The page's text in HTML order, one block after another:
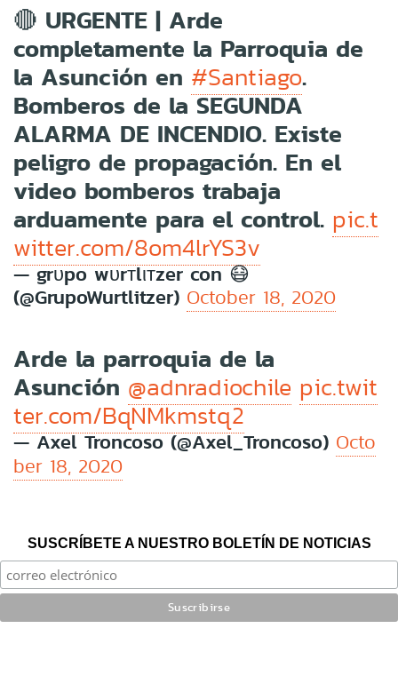
🔴 URGENTE | Arde
completamente la Parroquia de
la Asunción en #Santiago.
Bomberos de la SEGUNDA
ALARMA DE INCENDIO. Existe
peligro de propagación. En el
video bomberos trabaja
arduamente para el control. pic.t
witter.com/8om4lrYS3v
— grυpo wυrтlιтzer con 😷
(@GrupoWurtlitzer) October 18, 2020
Arde la parroquia de la
Asunción @adnradiochile pic.twit
ter.com/BqNMkmstq2
— Axel Troncoso (@Axel_Troncoso) Octo
ber 18, 2020
SUSCRÍBETE A NUESTRO BOLETÍN DE NOTICIAS